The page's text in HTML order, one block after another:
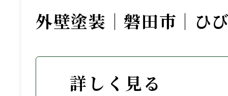
外壁塗装｜磐田市｜ひ
詳しく見る